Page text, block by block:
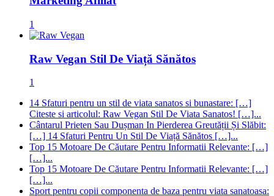
1
Raw Vegan Stil De Viață Sănătos
1
14 Sfaturi pentru un stil de viata sanatos si bunastare: […]
Citeste si articolul: Raw Vegan Stil De Viata Sanatos! […]...
Cântarul Prieten Sau Dușman In Pierderea Greutății Și Slăbit:
[…] 14 Sfaturi Pentru Un Stil De Viață Sănătos […]...
Top 15 Motoare De Căutare Pentru Informatii Relevante: […]
[…]...
Top 15 Motoare De Căutare Pentru Informatii Relevante: […]
[…]...
Sport pentru copii componenta de baza pentru viata sanatoasa: